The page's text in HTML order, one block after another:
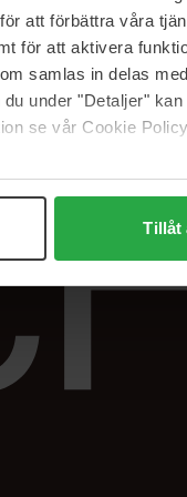
att förbättra våra
för att aktivera
samlas in delas
under "Detaljer"
se vår Cookie
Tillåt
reklamaatiot